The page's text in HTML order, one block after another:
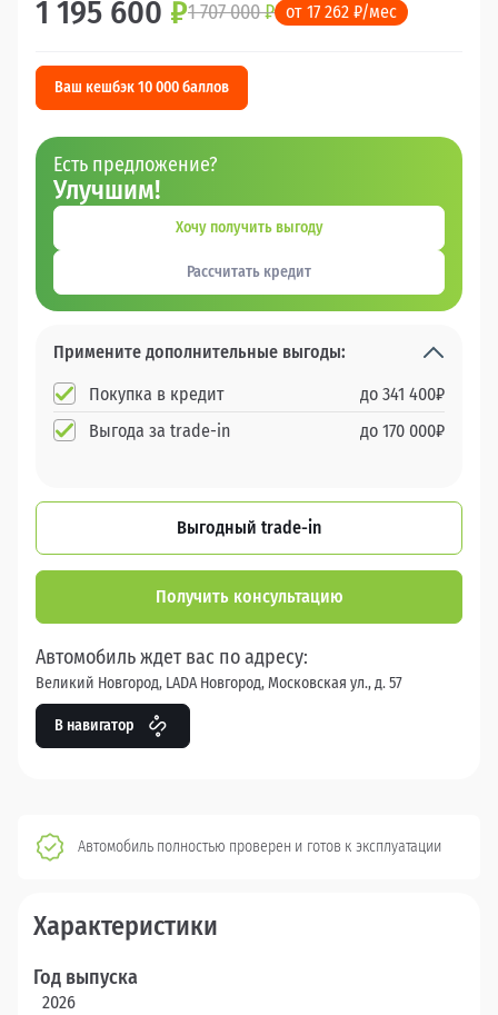
1 195 600 ₽1 707 000₽ от 17 262 ₽/мес
Ваш кешбэк 10 000 баллов
Есть предложение?
Улучшим!
Хочу получить выгоду
Рассчитать кредит
Примените дополнительные выгоды:
Покупка в кредит
до 341 400₽
Выгода за trade-in
до 170 000₽
Выгодный trade-in
Получить консультацию
Автомобиль ждет вас по адресу:
Великий Новгород, LADA Новгород, Московская ул., д. 57
В навигатор
Автомобиль полностью проверен и готов к эксплуатации
Характеристики
Год выпуска
2026